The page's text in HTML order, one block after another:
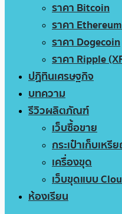
ราคา Bitcoin
ราคา Ethereum
ราคา Dogecoin
ราคา Ripple
ปฏิทินเศรษฐกิจ
บทความ
รีวิวผลิตภัณฑ์
เว็บซื้อขาย
กระเป๋าเก็บเหรี
เครื่องขุด
เว็บขุดแบบ
ห้องเรียน